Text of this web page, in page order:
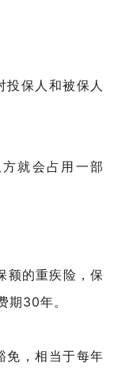
投保人和被保人
就会占用一部
额的重疾险，保
期30年。
免，相当于每年